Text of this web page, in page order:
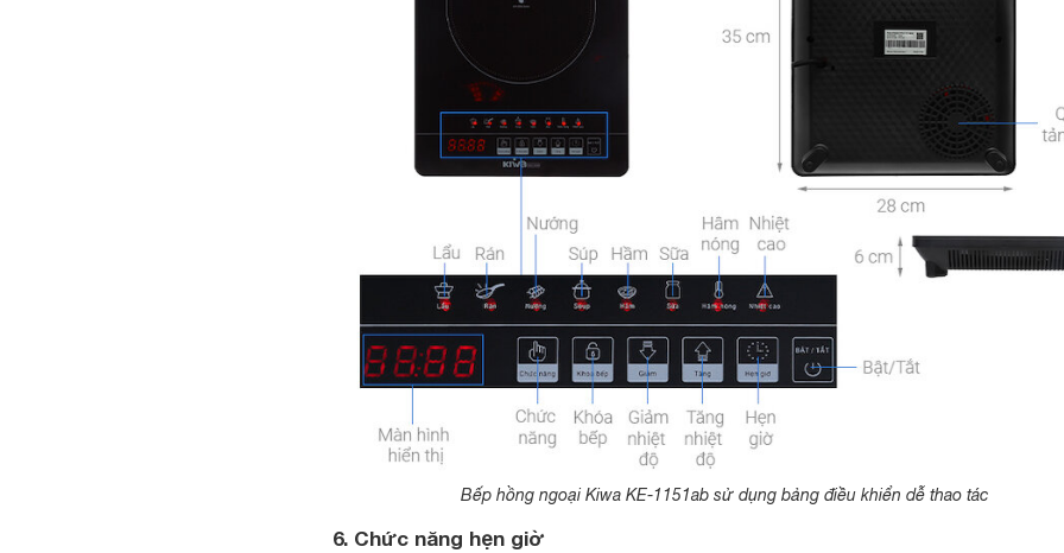
Bếp hồng ngoại Kiwa KE-1151ab sử dụng bảng điều khiển dễ thao tác
6. Chức năng hẹn giờ